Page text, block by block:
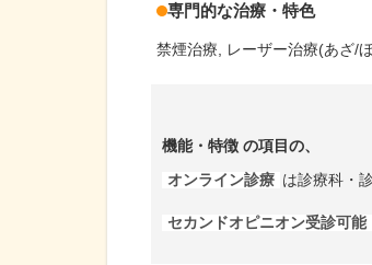
専門的な治療・特色
禁煙治療 レーザー治療(あざ/
機能・特徴 の項目の、
オンライン診療 は診療科・
セカンドオピニオン受診可能